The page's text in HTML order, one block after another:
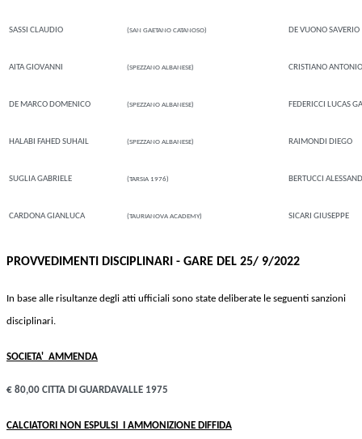
SASSI CLAUDIO (SAN GAETANO CATANOSO) DE VUONO SAVERIO
AITA GIOVANNI (SPEZZANO ALBANESE) CRISTIANO ANTONIO
DE MARCO DOMENICO (SPEZZANO ALBANESE) FEDERICCI LUCAS
HALABI FAHED SUHAIL (SPEZZANO ALBANESE) RAIMONDI DIEGO
SUGLIA GABRIELE (TARSIA 1976) BERTUCCI
CARDONA GIANLUCA (TAURIANOVA ACADEMY) SICARI GIUSEPPE
PROVVEDIMENTI DISCIPLINARI - GARE DEL 25/ 9/2022
In base alle risultanze degli atti ufficiali sono state deliberate le seguenti sanzioni
disciplinari.
SOCIETA' AMMENDA
€ 80,00 CITTA DI GUARDAVALLE 1975
CALCIATORI NON ESPULSI I AMMONIZIONE DIFFIDA